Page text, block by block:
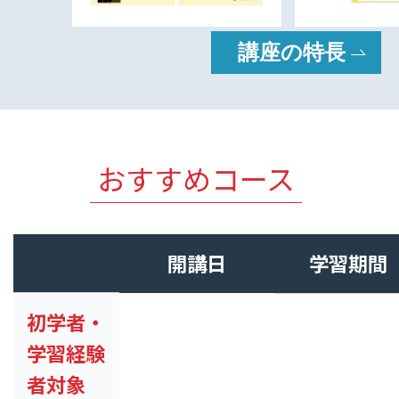
講座の特長
おすすめコース
開講日 学習期間
初学者・
学習経験
者対象